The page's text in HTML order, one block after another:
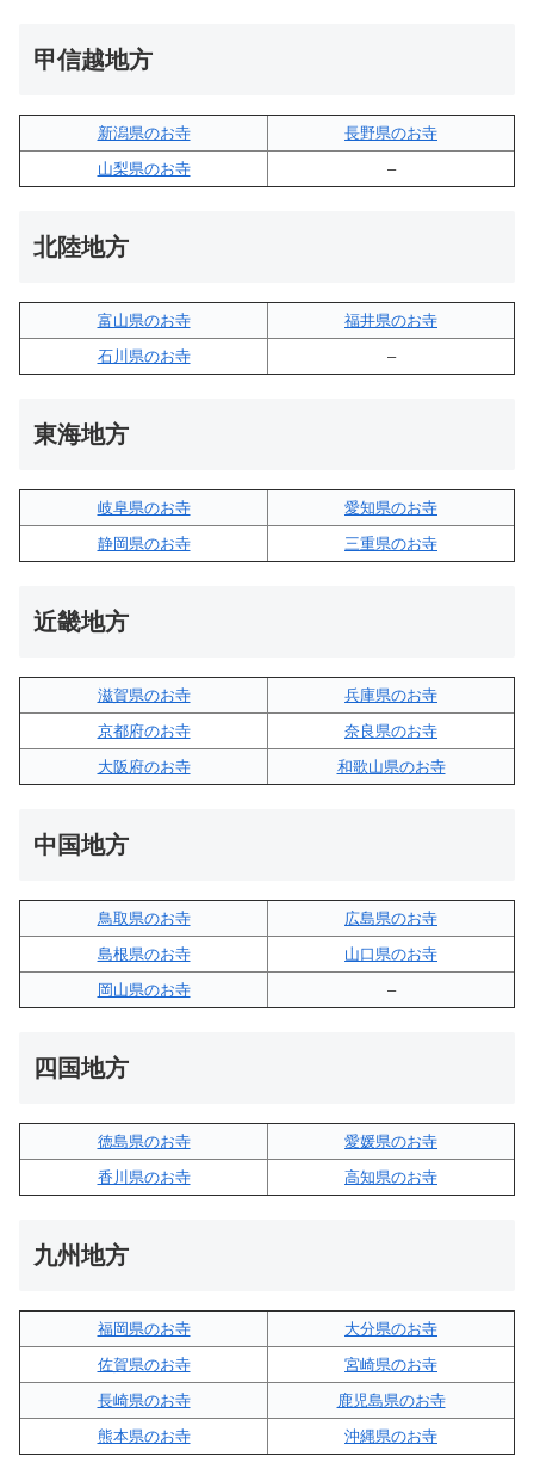
甲信越地方
新潟県のお寺
長野県のお寺
山梨県のお寺
–
北陸地方
富山県のお寺
福井県のお寺
石川県のお寺
–
東海地方
岐阜県のお寺
愛知県のお寺
静岡県のお寺
三重県のお寺
近畿地方
滋賀県のお寺
兵庫県のお寺
京都府のお寺
奈良県のお寺
大阪府のお寺
和歌山県のお寺
中国地方
鳥取県のお寺
広島県のお寺
島根県のお寺
山口県のお寺
岡山県のお寺
–
四国地方
徳島県のお寺
愛媛県のお寺
香川県のお寺
高知県のお寺
九州地方
福岡県のお寺
大分県のお寺
佐賀県のお寺
宮崎県のお寺
長崎県のお寺
鹿児島県のお寺
熊本県のお寺
沖縄県のお寺